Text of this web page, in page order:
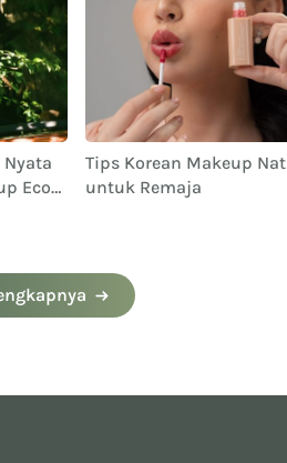
Eco
Tips Korean Makeup
untuk Remaja